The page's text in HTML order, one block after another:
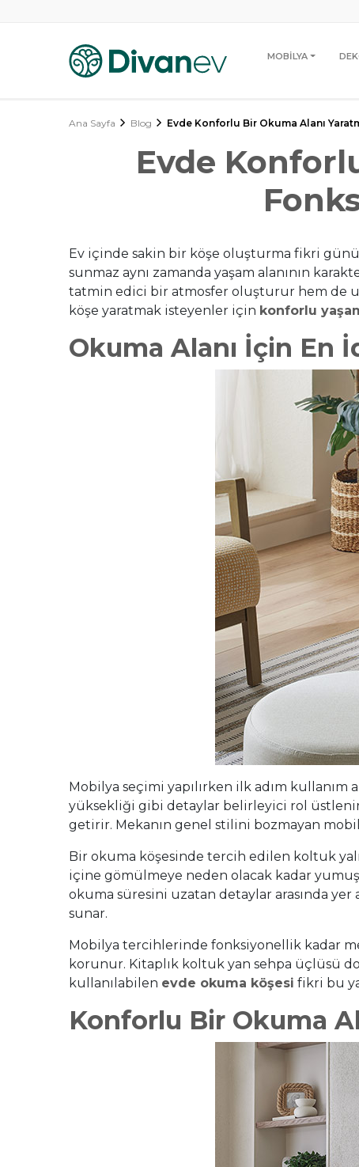
MOBİLYA
Ana Sayfa Blog Evde Konforlu Bir Okuma Alanı
Evde
Ev içinde sakin bir köşe oluşturma fikri
sunmaz aynı zamanda yaşam alanının
tatmin edici bir atmosfer oluşturur hem de
köşe yaratmak isteyenler için konforlu
Okuma Alanı İçin En
Mobilya seçimi yapılırken ilk adım
yüksekliği gibi detaylar belirleyici rol üstlenir.
getirir. Mekanın genel stilini bozmayan
Bir okuma köşesinde tercih edilen koltuk
içine gömülmeye neden olacak kadar
okuma süresini uzatan detaylar arasında
sunar.
Mobilya tercihlerinde fonksiyonellik kadar
korunur. Kitaplık koltuk yan sehpa üçlüsü
kullanılabilen evde okuma köşesi fikri bu
Konforlu Bir Okuma